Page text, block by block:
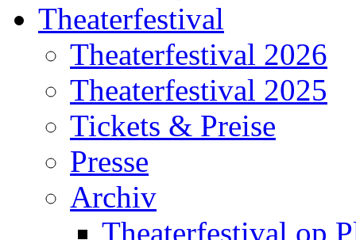
Theaterfestival
Theaterfestival 2026
Theaterfestival 2025
Tickets & Preise
Presse
Archiv
Theaterfestival op